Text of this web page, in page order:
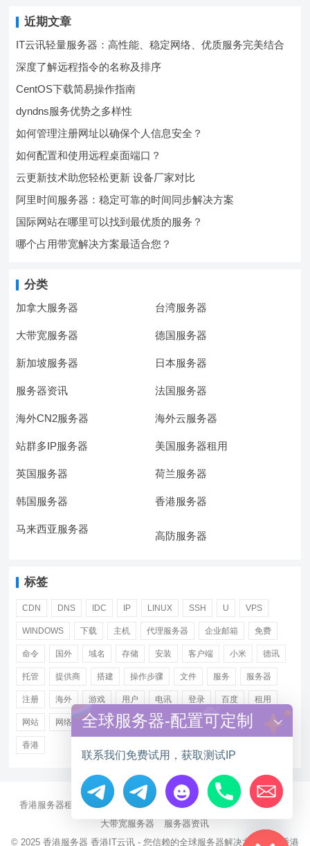
近期文章
IT云讯轻量服务器：高性能、稳定网络、优质服务完美结合
深度了解远程指令的名称及排序
CentOS下载简易操作指南
dyndns服务优势之多样性
如何管理注册网址以确保个人信息安全？
如何配置和使用远程桌面端口？
云更新技术助您轻松更新 设备厂家对比
阿里时间服务器：稳定可靠的时间同步解决方案
国际网站在哪里可以找到最优质的服务？
哪个占用带宽解决方案最适合您？
分类
加拿大服务器 台湾服务器
大带宽服务器 德国服务器
新加坡服务器 日本服务器
服务器资讯 法国服务器
海外CN2服务器 海外云服务器
站群多IP服务器 美国服务器租用
英国服务器 荷兰服务器
韩国服务器 香港服务器
马来西亚服务器
高防服务器
标签
CDN DNS IDC IP LINUX SSH U VPS
WINDOWS 下载 主机 代理服务器 企业邮箱 免费
命令 国外 域名 存储 安装 客户端 小米 德讯
托管 提供商 搭建 操作步骤 文件 服务 服务器
注册 海外 游戏 用户 电讯 登录 百度 租用
网站 网络 腾讯 虚拟主机 证书 配置 阿里
香港
香港服务器租用 海外CN2服务器 站群多IP服务器
海外云服务器
大带宽服务器
服务器资讯
© 2025 香港服务器 香港IT云讯 - 您信赖的全球服务器解决方案伙伴 香港
Hide chaty
全球服务器-配置可定制
联系我们免费试用，获取测试IP